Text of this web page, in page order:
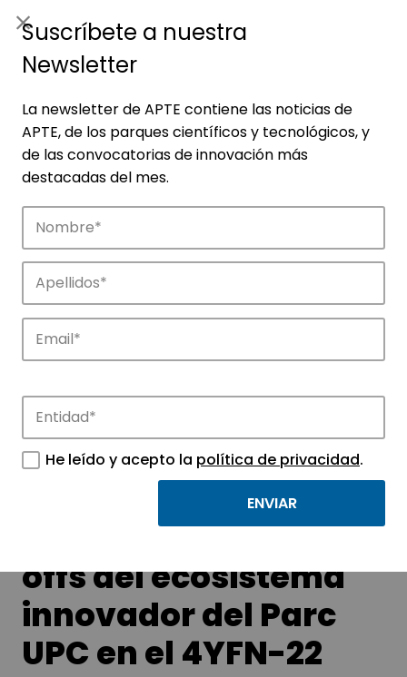
Noticias
APTE y sus parques científicos y
tecnológicos.
Las startups y spin-
offs del ecosistema
innovador del Parc
UPC en el 4YFN-22
Suscríbete a nuestra
Newsletter
La newsletter de APTE contiene las noticias de
APTE, de los parques científicos y tecnológicos, y
de las convocatorias de innovación más
destacadas del mes.
He leído y acepto la política de privacidad.